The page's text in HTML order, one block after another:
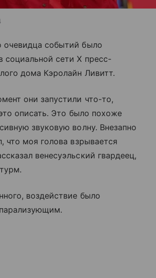
очевидца событий было
социальной сети X пресс-
дома Кэролайн Ливитт.
они запустили что-то,
описать. Это было похоже
звуковую волну. Внезапно
что моя голова взрывается
венесуэльский гвардеец,
воздействие было